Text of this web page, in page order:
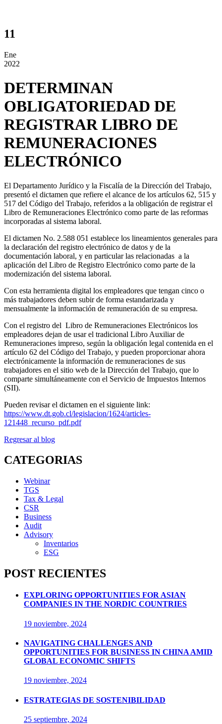
11
Ene
2022
DETERMINAN
OBLIGATORIEDAD DE
REGISTRAR LIBRO DE
REMUNERACIONES
ELECTRÓNICO
El Departamento Jurídico y la Fiscalía de la Dirección del Trabajo,
presentó el dictamen que refiere el alcance de los artículos 62, 515 y
517 del Código del Trabajo, referidos a la obligación de registrar el
Libro de Remuneraciones Electrónico como parte de las reformas
incorporadas al sistema laboral.
El dictamen No. 2.588 051 establece los lineamientos generales para
la declaración del registro electrónico de datos y de la
documentación laboral, y en particular las relacionadas a la
aplicación del Libro de Registro Electrónico como parte de la
modernización del sistema laboral.
Con esta herramienta digital los empleadores que tengan cinco o
más trabajadores deben subir de forma estandarizada y
mensualmente la información de remuneración de su empresa.
Con el registro del Libro de Remuneraciones Electrónicos los
empleadores dejan de usar el tradicional Libro Auxiliar de
Remuneraciones impreso, según la obligación legal contenida en el
artículo 62 del Código del Trabajo, y pueden proporcionar ahora
electrónicamente la información de remuneraciones de sus
trabajadores en el sitio web de la Dirección del Trabajo, que lo
comparte simultáneamente con el Servicio de Impuestos Internos
(SII).
Pueden revisar el dictamen en el siguiente link:
https://www.dt.gob.cl/legislacion/1624/articles-
121448_recurso_pdf.pdf
Regresar al blog
CATEGORIAS
Webinar
TGS
Tax & Legal
CSR
Business
Audit
Advisory
Inventarios
ESG
POST RECIENTES
EXPLORING OPPORTUNITIES FOR ASIAN
COMPANIES IN THE NORDIC COUNTRIES
19 noviembre, 2024
NAVIGATING CHALLENGES AND
OPPORTUNITIES FOR BUSINESS IN CHINA AMID
GLOBAL ECONOMIC SHIFTS
19 noviembre, 2024
ESTRATEGIAS DE SOSTENIBILIDAD
25 septiembre, 2024